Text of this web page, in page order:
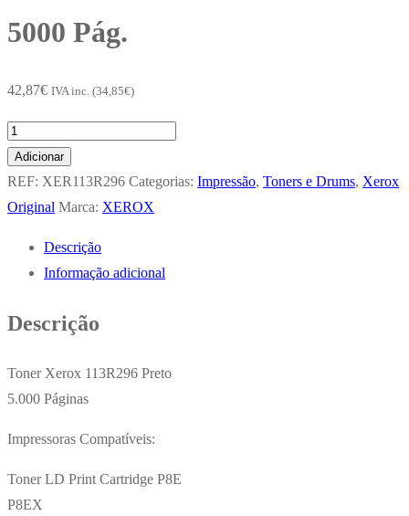
5000 Pág.
42,87€ IVA inc. (34,85€)
Quantidade
de
Toner
Xerox
113R296
Adicionar
REF: XER113R296 Categorias: Impressão, Toners e Drums, Xerox
Original Marca: XEROX
Descrição
Informação adicional
Descrição
Toner Xerox 113R296 Preto
5.000 Páginas
Impressoras Compatíveis:
Toner LD Print Cartridge P8E
P8EX